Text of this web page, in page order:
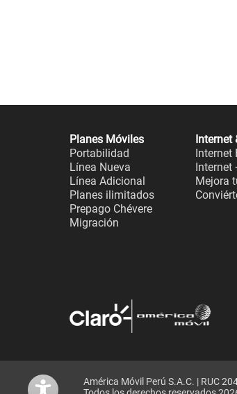
Planes Móviles
Portabilidad
Línea Nueva
Línea Adicional
Planes ilimitados
Prepago Chévere
Migración
Internet
Internet
Internet
Mejora
América Móvil Perú S.A.C. | RUC